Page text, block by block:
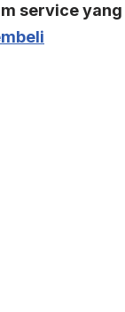
service